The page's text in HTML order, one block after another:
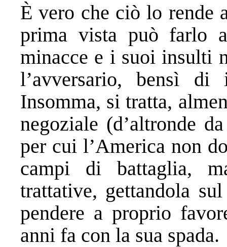
È vero che ciò lo rende
prima vista può farlo
minacce e i suoi insulti
l’avversario, bensì
Insomma, si tratta,
negoziale (d’altronde
per cui l’America non
campi di battaglia,
trattative, gettandola
pendere a proprio
anni fa con la sua spada.